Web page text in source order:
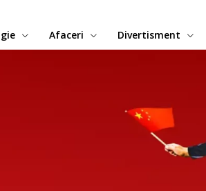
Afaceri Divertisment